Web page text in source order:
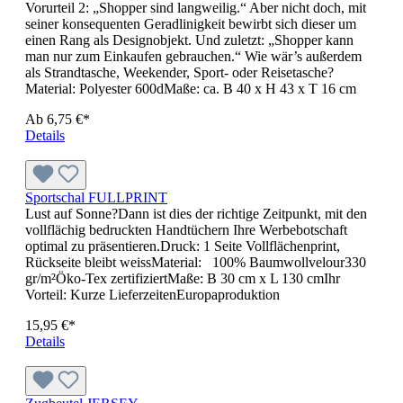
Original Flexfit Cap
Größe:L| Produktfarbe:orange
Trendiges 6 Panel Cap ohne Verschluss Oberstoff: 98%
Baumwolle, 2% Elasthan 6 gestickte Luftlöcher 8 Ziernähte
am Schild Laminierte Frontpanels Größe S: 56 cmGröße M:
durch Elasthaneinsatz und Flexfit®-Band Rückseite voll
geschlossen
19,95 €*
Details
PW156 Bistroschürze mit Tasche
Größe:90 x 80 cm| Produktfarbe:schwarz
pflegeleichte Bistroschürze in knitterarmem
MaterialmixMaterial: 65 % Baumwolle/35 %
LängeFb. schwarzwaschbar bis max. 40 Grad Celsius
Details